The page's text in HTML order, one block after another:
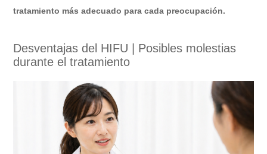
tratamiento más adecuado para cada preocupación.
Desventajas del HIFU | Posibles molestias
durante el tratamiento